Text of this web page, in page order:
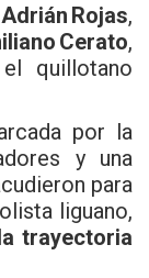
Adrián Rojas,
Cerato,
quillotano
por la
y una
para
liguano,
trayectoria